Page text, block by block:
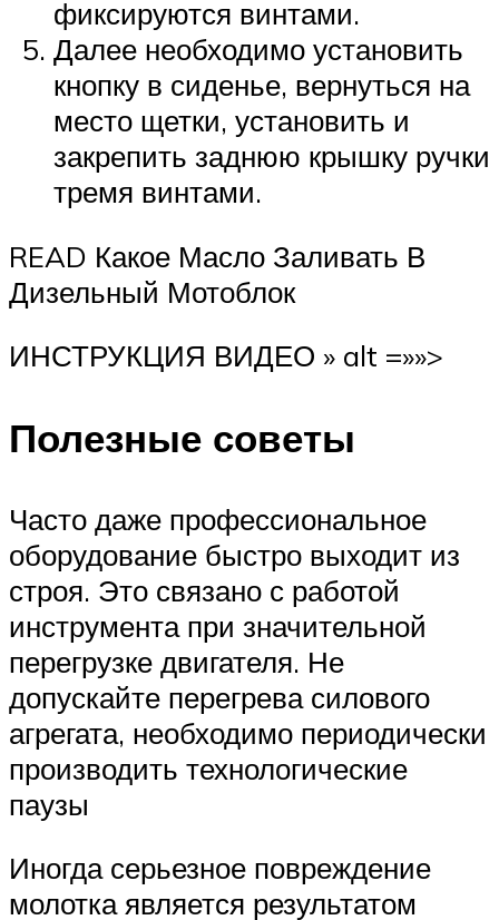
фиксируются винтами.
Далее необходимо установить
кнопку в сиденье, вернуться на
место щетки, установить и
закрепить заднюю крышку ручки
тремя винтами.
READ Какое Масло Заливать В
Дизельный Мотоблок
ИНСТРУКЦИЯ ВИДЕО » alt =»»>
Полезные советы
Часто даже профессиональное
оборудование быстро выходит из
строя. Это связано с работой
инструмента при значительной
перегрузке двигателя. Не
допускайте перегрева силового
агрегата, необходимо периодически
производить технологические
паузы
Иногда серьезное повреждение
молотка является результатом